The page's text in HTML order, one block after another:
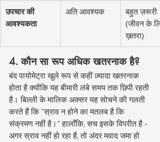
उपचार की
आवश्यकता
अति आवश्यक
बहुत ज़रूरी
(जीवन के
ख़तरा)
4. कौन सा रूप अधिक खतरनाक है?
बंद पायोमेट्रा खुले रूप से कहीं ज़्यादा खतरनाक
होता है क्योंकि यह बीमारी लंबे समय तक छिपी रहती
है। बिल्ली के मालिक अक्सर यह सोचने की गलती
करते हैं कि "स्राव न होने का मतलब है कि
संक्रमण नहीं है।" हालाँकि, सच इसके विपरीत है -
अगर स्राव नहीं हो रहा है, तो अंदर मवाद जमा हो